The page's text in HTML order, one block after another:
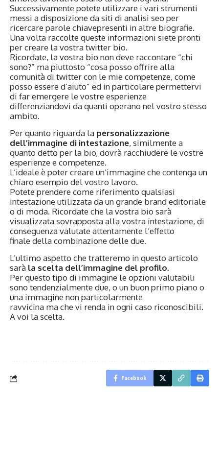
Successivamente potete utilizzare i vari strumenti
messi a disposizione da siti di analisi seo per
ricercare parole chiavepresenti in altre biografie.
Una volta raccolte queste informazioni siete pronti
per creare la vostra twitter bio.
Ricordate, la vostra bio non deve raccontare “chi
sono?” ma piuttosto “cosa posso offrire alla
comunità di twitter con le mie competenze, come
posso essere d’aiuto” ed in particolare permettervi
di far emergere le vostre esperienze
differenziandovi da quanti operano nel vostro stesso
ambito.
Per quanto riguarda la personalizzazione
dell’immagine di intestazione, similmente a
quanto detto per la bio, dovrà racchiudere le vostre
esperienze e competenze.
L’ideale è poter creare un’immagine che contenga un
chiaro esempio del vostro lavoro.
Potete prendere come riferimento qualsiasi
intestazione utilizzata da un grande brand editoriale
o di moda. Ricordate che la vostra bio sarà
visualizzata sovrapposta alla vostra intestazione, di
conseguenza valutate attentamente l’effetto
finale della combinazione delle due.
L’ultimo aspetto che tratteremo in questo articolo
sarà la scelta dell’immagine del profilo.
Per questo tipo di immagine le opzioni valutabili
sono tendenzialmente due, o un buon primo piano o
una immagine non particolarmente
ravvicina ma che vi renda in ogni caso riconoscibili.
A voi la scelta.
Facebook